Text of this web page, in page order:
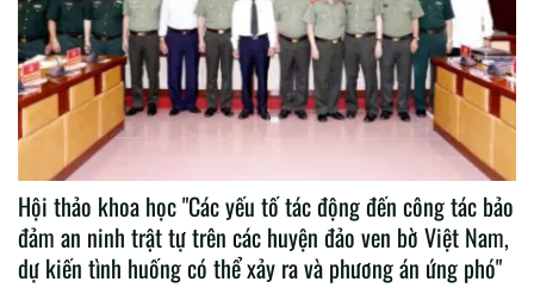
Hội thảo khoa học "Các yếu tố tác động đến công tác bảo
đảm an ninh trật tự trên các huyện đảo ven bờ Việt Nam,
dự kiến tình huống có thể xảy ra và phương án ứng phó"